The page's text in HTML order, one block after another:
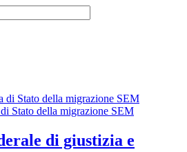
di giustizia e